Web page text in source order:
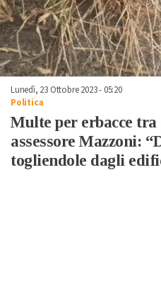
Lunedì, 23 Ottobre 2023 - 05:20
Politica
Multe per erbacce
assessore Mazzoni:
togliendole dagli